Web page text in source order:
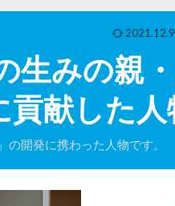
生みの親
献した人
開発に携わった人物です。